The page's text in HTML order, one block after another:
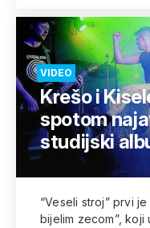
VIDEO
Krešo i
spotom
studijski
“Veseli stroj” prvi
bijelim zecom”,